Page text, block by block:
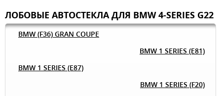
ЛОБОВЫЕ АВТОСТЕКЛА ДЛЯ BMW 4-SERIES G22
BMW (F36) GRAN COUPE
BMW 1 SERIES (E81)
BMW 1 SERIES (E87)
BMW 1 SERIES (F20)